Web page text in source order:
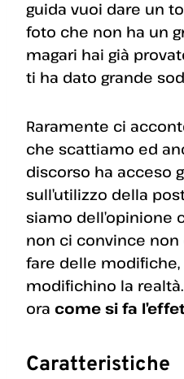
guida vuoi dare un
foto che non ha un
magari hai già
ti ha dato grande
Raramente ci
che scattiamo ed
discorso ha acceso
sull’utilizzo della
siamo dell’opinione
non ci convince non
fare delle
modifichino la
ora come si fa
Caratteristiche